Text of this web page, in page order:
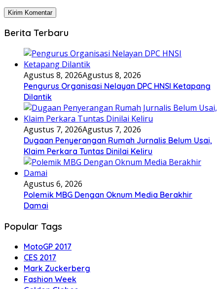
Berita Terbaru
Agustus 8, 2026Agustus 8, 2026
Pengurus Organisasi Nelayan DPC HNSI Ketapang
Dilantik
Agustus 7, 2026Agustus 7, 2026
Dugaan Penyerangan Rumah Jurnalis Belum Usai,
Klaim Perkara Tuntas Dinilai Keliru
Agustus 6, 2026
Polemik MBG Dengan Oknum Media Berakhir
Damai
Popular Tags
MotoGP 2017
CES 2017
Mark Zuckerberg
Fashion Week